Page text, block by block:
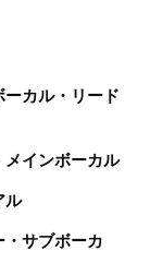
ーカル・リード
メインボーカル
ル
・サブボーカ